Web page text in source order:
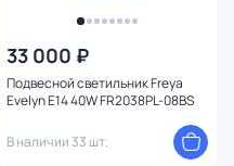
33 000 ₽
Подвесной светильник Freya
Evelyn E14 40W FR2038PL-08BS
В наличии 33 шт.